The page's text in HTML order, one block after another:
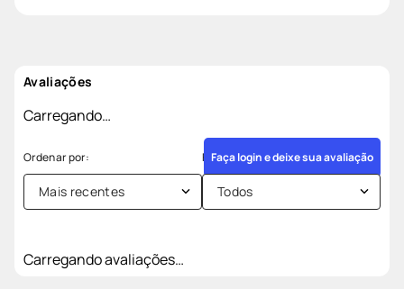
Avaliações
Carregando…
Faça login e deixe sua avaliação
Mais recentes Todos
Carregando avaliações…